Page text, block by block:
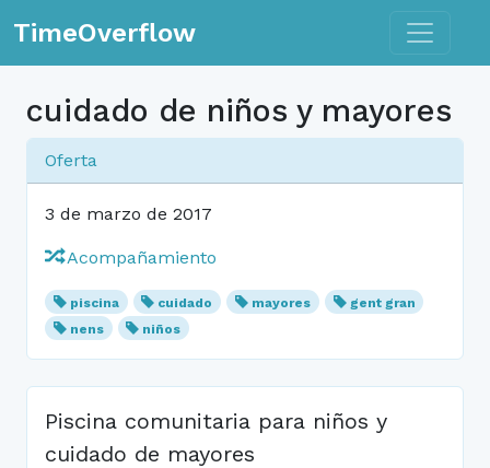
TimeOverflow Toggle
cuidado de niños y mayores
Oferta
3 de marzo de 2017
Acompañamiento
piscina cuidado mayores
gent gran
nens
niños
Piscina comunitaria para niños y
cuidado de mayores